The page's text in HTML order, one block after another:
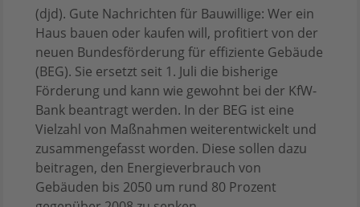
(djd). Gute Nachrichten für Bauwillige: Wer ein
Haus bauen oder kaufen will, profitiert von der
neuen Bundesförderung für effiziente Gebäude
(BEG). Sie ersetzt seit 1. Juli die bisherige
Förderung und kann wie gewohnt bei der KfW-
Bank beantragt werden. In der BEG ist eine
Vielzahl von Maßnahmen weiterentwickelt und
zusammengefasst worden. Diese sollen dazu
beitragen, den Energieverbrauch von
Gebäuden bis 2050 um rund 80 Prozent